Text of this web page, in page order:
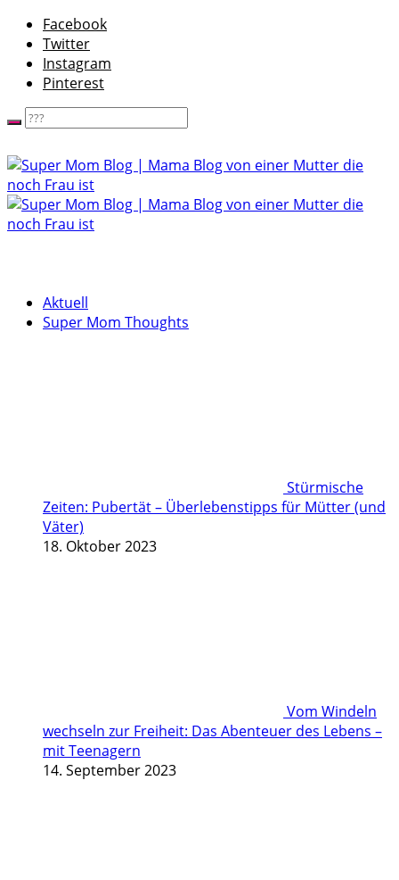
Facebook
Twitter
Instagram
Pinterest
Aktuell
Super Mom Thoughts
Stürmische
Zeiten: Pubertät – Überlebenstipps für Mütter (und
Väter)
18. Oktober 2023
Vom Windeln
wechseln zur Freiheit: Das Abenteuer des Lebens –
mit Teenagern
14. September 2023